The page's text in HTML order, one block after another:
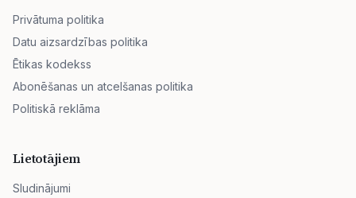
Privātuma politika
Datu aizsardzības politika
Ētikas kodekss
Abonēšanas un atcelšanas politika
Politiskā reklāma
Lietotājiem
Sludinājumi